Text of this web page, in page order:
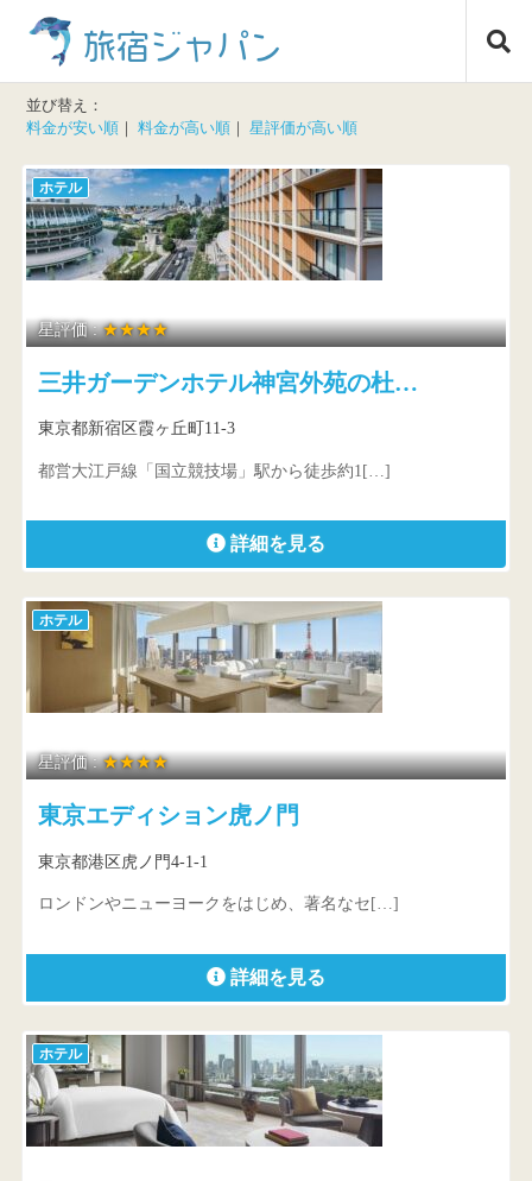
旅宿ジャパン
並び替え：
料金が安い順
｜料金が高い順 ｜星評価が高い順
ホテル
星評価 :★★★★
三井ガーデンホテル神宮外苑の杜…
東京都新宿区霞ヶ丘町11-3
都営大江戸線「国立競技場」駅から徒歩約1[…]
詳細を見る
ホテル
星評価 :★★★★
東京エディション虎ノ門
東京都港区虎ノ門4-1-1
ロンドンやニューヨークをはじめ、著名なセ[…]
詳細を見る
ホテル